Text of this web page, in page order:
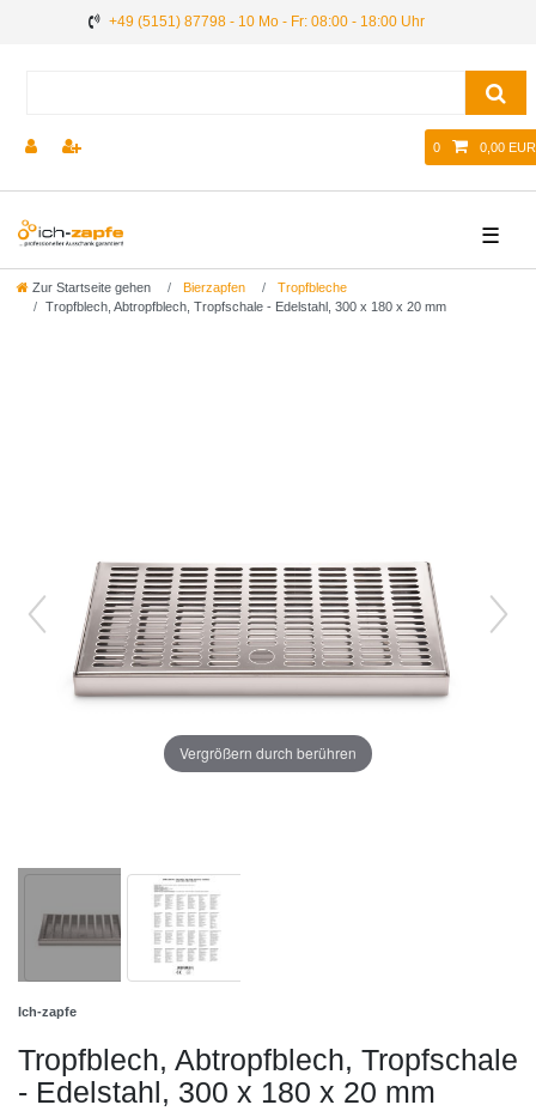
+49 (5151) 87798 - 10 Mo - Fr: 08:00 - 18:00 Uhr
0 0,00 EUR
☰
Zur Startseite gehen Bierzapfen
Tropfbleche
Tropfblech, Abtropfblech, Tropfschale - Edelstahl, 300 x 180 x 20 mm
Vergrößern durch berühren
Ich-zapfe
Tropfblech, Abtropfblech, Tropfschale
- Edelstahl, 300 x 180 x 20 mm